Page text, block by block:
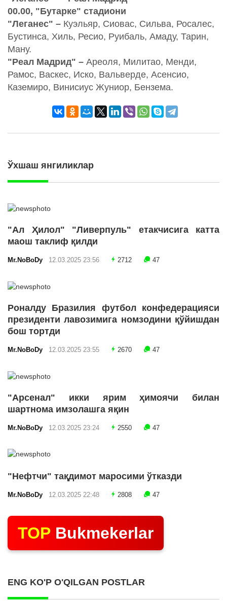
00.00, "Бутарке" стадиони
"Леганес" – Куэльяр, Сиовас, Сильва, Росалес,
Бустинса, Хиль, Ресио, Руибаль, Амаду, Тарин,
Ману.
"Реал Мадрид" – Ареоля, Милитао, Менди,
Рамос, Васкес, Иско, Вальверде, Асенсио,
Каземиро, Винисиус Жуниор, Бензема.
Ўхшаш янгиликлар
"Ал Ҳилол" "Ливерпуль" етакчисига катта
маош таклиф қилди
Mr.NoBoDy 12.03.2025 23:56 2712 47
Роналду Бразилия футбол конфедерацияси
президенти лавозимига номзодини қўйишдан
бош тортди
Mr.NoBoDy 12.03.2025 23:55 2670 47
"Арсенал" икки ярим ҳимоячи билан
шартнома имзолашга яқин
Mr.NoBoDy 12.03.2025 23:24 2550 47
"Нефтчи" тақдимот маросими ўтказди
Mr.NoBoDy 12.03.2025 22:48 2808 47
TOP Bukmekerlar
ENG KO'P O'QILGAN POSTLAR